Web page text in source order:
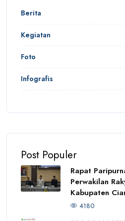
Berita
Kegiatan
Foto
Infografis
Post Populer
Rapat
Perwakilan
Kabupaten
4180